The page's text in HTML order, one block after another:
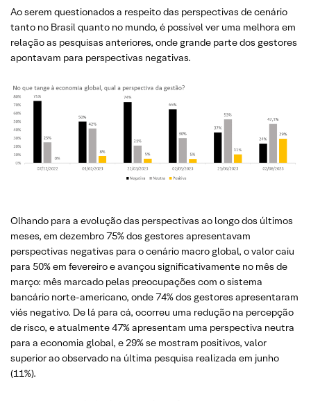
Ao serem questionados a respeito das perspectivas de cenário
tanto no Brasil quanto no mundo, é possível ver uma melhora em
relação as pesquisas anteriores, onde grande parte dos gestores
apontavam para perspectivas negativas.
Olhando para a evolução das perspectivas ao longo dos últimos
meses, em dezembro 75% dos gestores apresentavam
perspectivas negativas para o cenário macro global, o valor caiu
para 50% em fevereiro e avançou significativamente no mês de
março: mês marcado pelas preocupações com o sistema
bancário norte-americano, onde 74% dos gestores apresentaram
viés negativo. De lá para cá, ocorreu uma redução na percepção
de risco, e atualmente 47% apresentam uma perspectiva neutra
para a economia global, e 29% se mostram positivos, valor
superior ao observado na última pesquisa realizada em junho
(11%).